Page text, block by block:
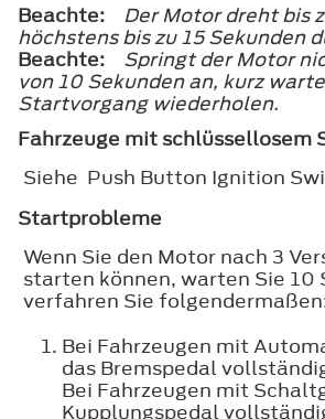
Beachte:
Der Motor dreht bis
höchstens bis zu 15 Sekunden
Beachte:
Springt der Motor
von 10 Sekunden an, kurz
Startvorgang wiederholen.
Fahrzeuge mit schlüssellosem
Siehe Push Button Ignition
Startprobleme
Wenn Sie den Motor nach 3
starten können, warten Sie 10
verfahren Sie
Bei Fahrzeugen mit
das Bremspedal
Bei Fahrzeugen mit
Kupplungspedal